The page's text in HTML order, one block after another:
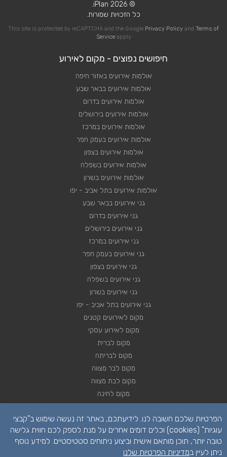
© 2026 iPlan.
כל הזכויות שמורות.
This site is protected by reCAPTCHA and the Google Privacy Policy and Terms of
Serviceapply
חיפושים נפוצים - מקום לאירוע
אולמות אירועים באזור חיפה
אולמות אירועים בבאר שבע
אולמות אירועים בדרום
אולמות אירועים בירושלים
אולמות אירועים במרכז
אולמות אירועים בעמק חפר
אולמות אירועים בצפון
אולמות אירועים בשפלה
אולמות אירועים בשרון
אולמות אירועים בתל אביב - יפו
גני אירועים בבאר שבע
גני אירועים בדרום
גני אירועים בירושלים
גני אירועים במרכז
גני אירועים בעמק חפר
גני אירועים בצפון
גני אירועים בשפלה
גני אירועים בשרון
גני אירועים בתל אביב - יפו
מקום לאירועים קטנים
מקום לאירוע עסקי
מקום לברית
מקום לבריתה
מקום לבר מצווה
מקום לבת מצווה
מקום לחינה
מקום לכנסים
הפרטיות שלכם חשובה לנו. לידיעתכם, באתר זה נעשה שימוש ב"קבצי
עוגיות" (cookies) וכלים דומים אחרים על מנת לספק לכם חווית גלישה
טובה יותר, תוכן מותאם אישית וביצוע ניתוחים סטטיסטיים. למידע נוסף
ניתן לעיין במדיניות הפרטיות שלנו